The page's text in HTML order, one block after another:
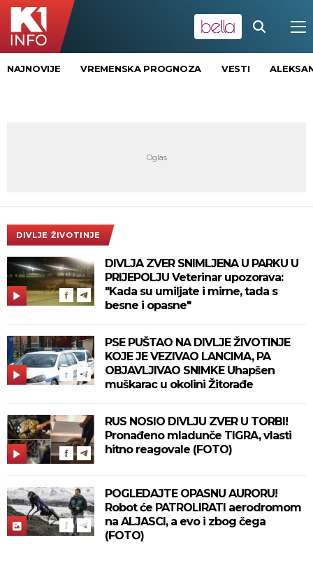
NAJNOVIJE VREMENSKA PROGNOZA VESTI
DIVLJE ŽIVOTINJE
DIVLJA ZVER SNIMLJENA U PARKU U
PRIJEPOLJU Veterinar upozorava:
"Kada su umiljate i mirne, tada s
besne i opasne"
PSE PUŠTAO NA DIVLJE ŽIVOTINJE
KOJE JE VEZIVAO LANCIMA, PA
OBJAVLJIVAO SNIMKE Uhapšen
muškarac u okolini Žitorađe
RUS NOSIO DIVLJU ZVER U TORBI!
Pronađeno mladunče TIGRA, vlasti
hitno reagovale (FOTO)
POGLEDAJTE OPASNU AURORU!
Robot će PATROLIRATI aerodromom
na ALJASCI, a evo i zbog čega
(FOTO)